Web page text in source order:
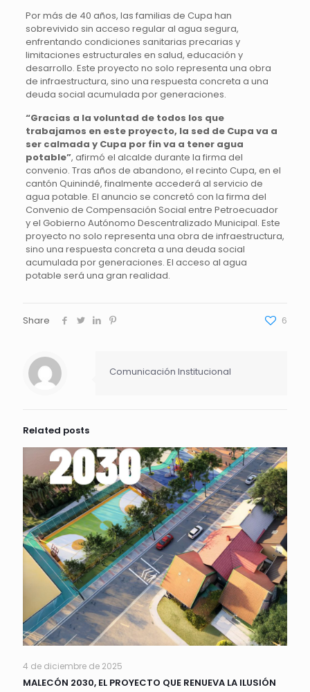
Por más de 40 años, las familias de Cupa han
sobrevivido sin acceso regular al agua segura,
enfrentando condiciones sanitarias precarias y
limitaciones estructurales en salud, educación y
desarrollo. Este proyecto no solo representa una obra
de infraestructura, sino una respuesta concreta a una
deuda social acumulada por generaciones.
“Gracias a la voluntad de todos los que
trabajamos en este proyecto, la sed de Cupa va a
ser calmada y Cupa por fin va a tener agua
potable”, afirmó el alcalde durante la firma del
convenio. Tras años de abandono, el recinto Cupa, en el
cantón Quinindé, finalmente accederá al servicio de
agua potable. El anuncio se concretó con la firma del
Convenio de Compensación Social entre Petroecuador
y el Gobierno Autónomo Descentralizado Municipal. Este
proyecto no solo representa una obra de infraestructura,
sino una respuesta concreta a una deuda social
acumulada por generaciones. El acceso al agua
potable será una gran realidad.
Share 6
Comunicación Institucional
Related posts
4 de diciembre de 2025
MALECÓN 2030, EL PROYECTO QUE RENUEVA LA ILUSIÓN